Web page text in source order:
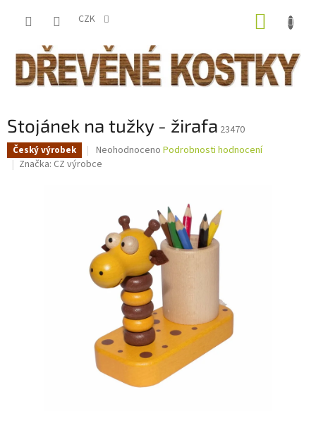
CZK
Stojánek na tužky - žirafa 23470
Český výrobek
Průměrné
hodnocení
hvězdiček.
Neohodnoceno Podrobnosti hodnocení
Značka: CZ výrobce